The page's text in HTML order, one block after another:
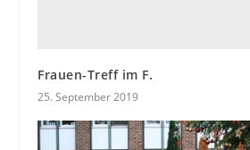
Frauen-Treff im F.
25. September 2019